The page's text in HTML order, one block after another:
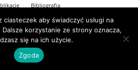
Bibliografia
WordPress Theme by TagDiv
ciasteczek aby świadczyć usługi na
korzystanie ze strony oznacza,
się na ich użycie.
Zgoda